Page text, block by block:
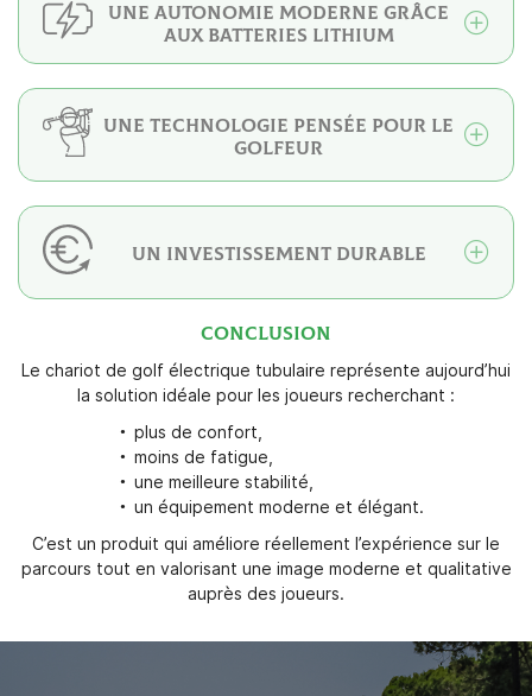
PRODUITS
REJOIGNEZ-
RESTEZ
UNE AUTONOMIE MODERNE GRÂCE
AUX BATTERIES LITHIUM
UNE TECHNOLOGIE PENSÉE POUR LE
GOLFEUR
UN INVESTISSEMENT DURABLE
CONCLUSION
Le chariot de golf électrique tubulaire représente aujourd’hui
la solution idéale pour les joueurs recherchant :
plus de confort,
moins de fatigue,
une meilleure stabilité,
un équipement moderne et élégant.
C’est un produit qui améliore réellement l’expérience sur le
parcours tout en valorisant une image moderne et qualitative
auprès des joueurs.